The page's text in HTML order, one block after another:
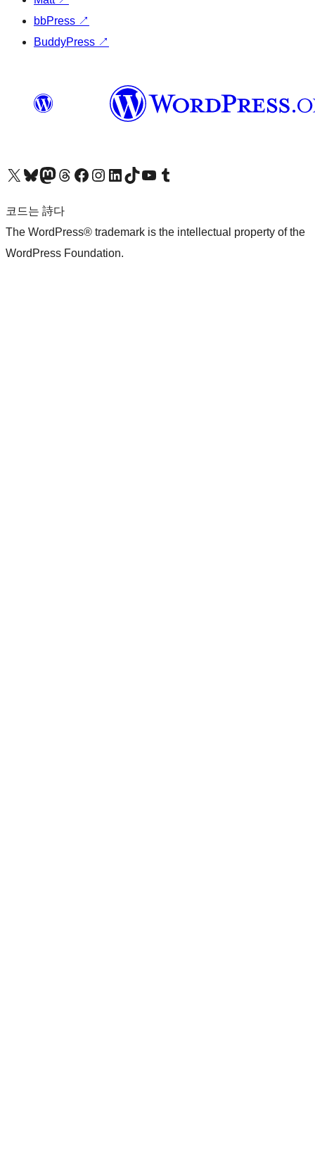
bbPress ↗
BuddyPress ↗
X(이전 트위터) 계정 방문하기블루스카이 계정 방문하기마스토돈 계정 방문하기스레드 계정 방문하기 페이스북 페이지 방문하기인스타그램 계정 방문하기 LinkedIn 계정 방문하기틱톡 계정 방문하기유튜브 채널 방문하기 텀블러 계정 방문하기
코드는 詩다
The WordPress® trademark is the intellectual property of the
WordPress Foundation.